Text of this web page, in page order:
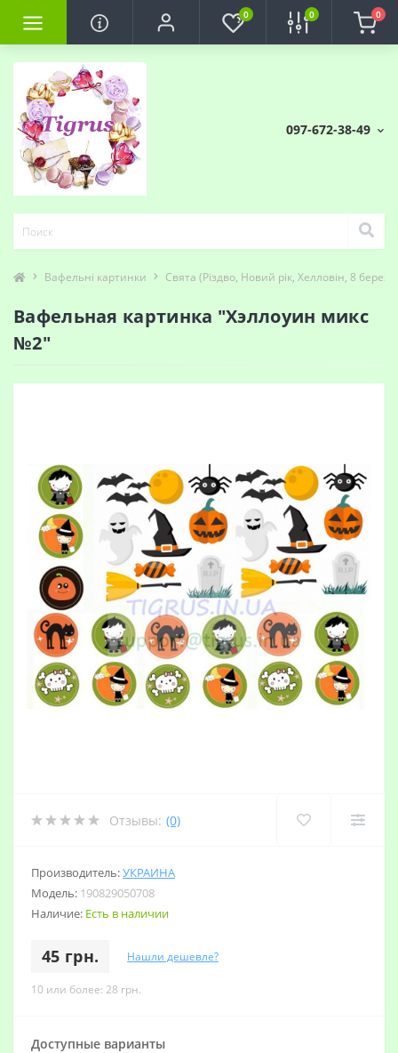
0 0 0
097-672-38-49
Вафельні картинки Свята (Різдво, Новий рік, Хелловін, 8
Вафельная картинка "Хэллоуин микс
№2"
Отзывы: (0)
Производитель:УКРАИНА
Модель: 190829050708
Наличие: Есть в наличии
45 грн. Нашли дешевле?
10 или более: 28 грн.
Доступные варианты